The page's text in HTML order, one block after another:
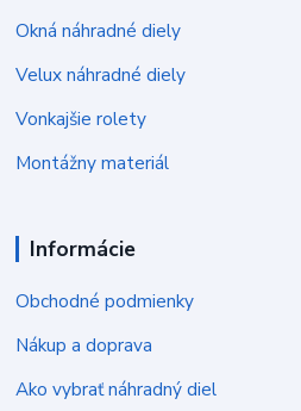
Okná náhradné diely
Velux náhradné diely
Vonkajšie rolety
Montážny materiál
Informácie
Obchodné podmienky
Nákup a doprava
Ako vybrať náhradný diel